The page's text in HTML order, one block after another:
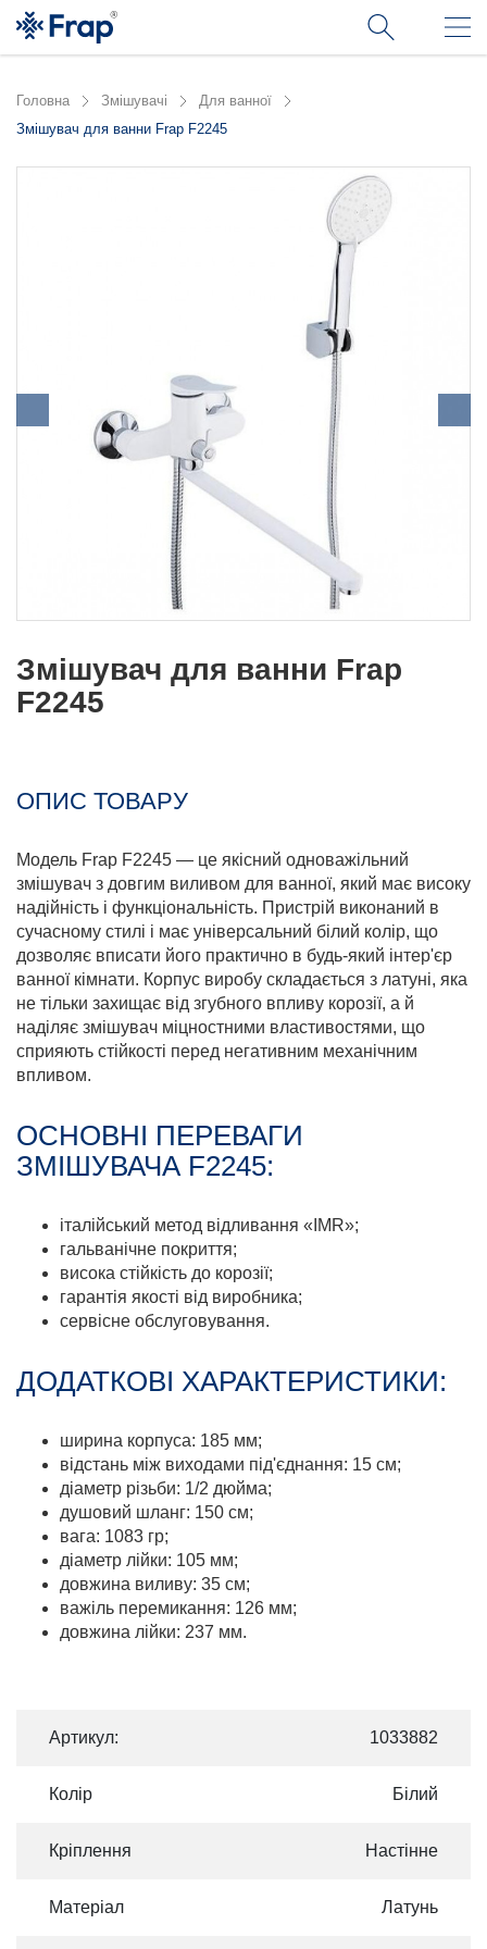
Головна Змішувачі
Для ванної
Змішувач для ванни Frap F2245
Змішувач для ванни Frap
F2245
ОПИС ТОВАРУ
Модель Frap F2245 — це якісний одноважільний
змішувач з довгим виливом для ванної, який має високу
надійність і функціональність. Пристрій виконаний в
сучасному стилі і має універсальний білий колір, що
дозволяє вписати його практично в будь-який інтер'єр
ванної кімнати. Корпус виробу складається з латуні, яка
не тільки захищає від згубного впливу корозії, а й
наділяє змішувач міцностними властивостями, що
сприяють стійкості перед негативним механічним
впливом.
ОСНОВНІ ПЕРЕВАГИ
ЗМІШУВАЧА F2245:
італійський метод відливання «IMR»;
гальванічне покриття;
висока стійкість до корозії;
гарантія якості від виробника;
сервісне обслуговування.
ДОДАТКОВІ ХАРАКТЕРИСТИКИ:
ширина корпуса: 185 мм;
відстань між виходами під'єднання: 15 см;
діаметр різьби: 1/2 дюйма;
душовий шланг: 150 см;
вага: 1083 гр;
діаметр лійки: 105 мм;
довжина виливу: 35 см;
важіль перемикання: 126 мм;
довжина лійки: 237 мм.
Артикул: 1033882
Колір Білий
Кріплення Настінне
Матеріал Латунь